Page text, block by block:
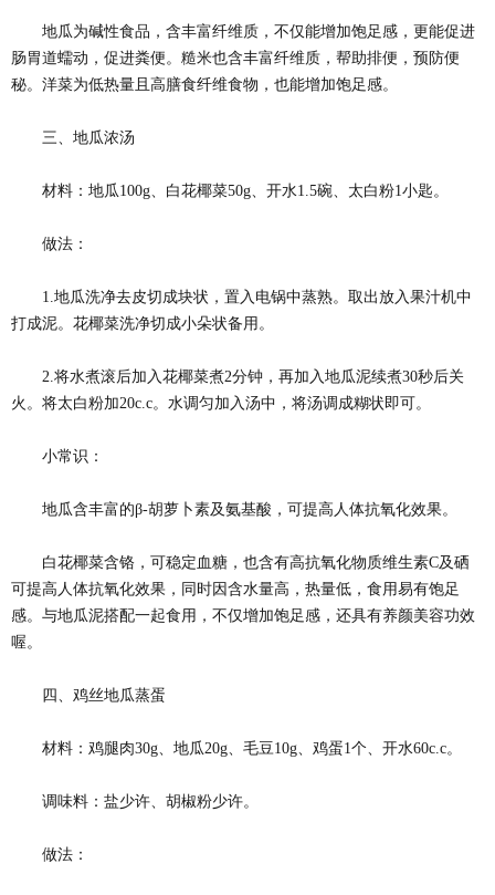
地瓜为碱性食品，含丰富纤维质，不仅能增加饱足感，更能促进
肠胃道蠕动，促进粪便。糙米也含丰富纤维质，帮助排便，预防便
秘。洋菜为低热量且高膳食纤维食物，也能增加饱足感。
三、地瓜浓汤
材料：地瓜100g、白花椰菜50g、开水1.5碗、太白粉1小匙。
做法：
1.地瓜洗净去皮切成块状，置入电锅中蒸熟。取出放入果汁机中
打成泥。花椰菜洗净切成小朵状备用。
2.将水煮滚后加入花椰菜煮2分钟，再加入地瓜泥续煮30秒后关
火。将太白粉加20c.c。水调匀加入汤中，将汤调成糊状即可。
小常识：
地瓜含丰富的β-胡萝卜素及氨基酸，可提高人体抗氧化效果。
白花椰菜含铬，可稳定血糖，也含有高抗氧化物质维生素C及硒
可提高人体抗氧化效果，同时因含水量高，热量低，食用易有饱足
感。与地瓜泥搭配一起食用，不仅增加饱足感，还具有养颜美容功效
喔。
四、鸡丝地瓜蒸蛋
材料：鸡腿肉30g、地瓜20g、毛豆10g、鸡蛋1个、开水60c.c。
调味料：盐少许、胡椒粉少许。
做法：